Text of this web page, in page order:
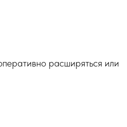
расширяться или